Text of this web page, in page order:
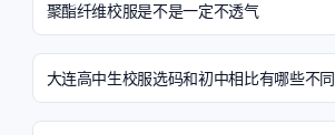
聚酯纤维校服是不是一定不透气
大连高中生校服选码和初中相比有哪些不同